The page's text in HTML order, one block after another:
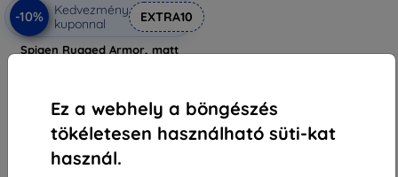
Ez a webhely a böngészés
tökéletesen használható süti-kat
használ.
-10%
Kedvezmény
kuponnal
EXTRA10
Spigen Rugged Armor, matt
10 700 Ft
Raktáron > 5 darab